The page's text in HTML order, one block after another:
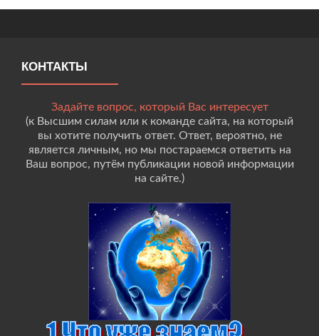
КОНТАКТЫ
Задайте вопрос, который Вас интересует
(к Высшим силам или к команде сайта, на который
вы хотите получить ответ. Ответ, вероятно, не
является личным, но мы постараемся ответить на
Ваш вопрос, путём публикации новой информации
на сайте.)